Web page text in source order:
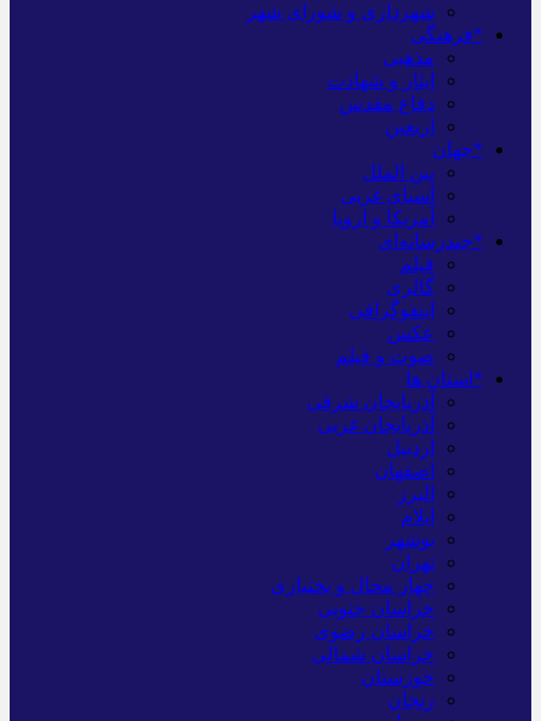
شهرداری و شورای شهر
*فرهنگی
مذهبی
ایثار و شهادت
دفاع مقدس
اربعین
*جهان
بین الملل
آسیای غربی
آمریکا و اروپا
*چندرسانه‌ای
فیلم
گالری
اینفوگرافی
عکس
صوت و فیلم
*استان ها
آذربایجان شرقی
آذربایجان غربی
اردبیل
اصفهان
البرز
ایلام
بوشهر
تهران
چهار محال و بختیاری
خراسان جنوبی
خراسان رضوی
خراسان شمالی
خوزستان
زنجان